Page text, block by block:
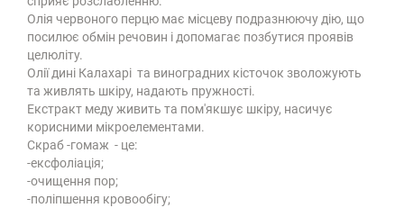
Олія червоного перцю має місцеву подразнюючу дію, що
посилює обмін речовин і допомагає позбутися проявів
целюліту.
Олії дині Калахарі та виноградних кісточок зволожують
та живлять шкіру, надають пружності.
Екстракт меду живить та пом'якшує шкіру, насичує
корисними мікроелементами.
Скраб -гомаж - це:
-ексфоліація;
-очищення пор;
-поліпшення кровообігу;